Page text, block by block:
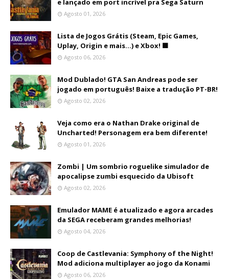
e lançado em port incrível pra Sega Saturn
Agosto 01, 2026
Lista de Jogos Grátis (Steam, Epic Games,
Uplay, Origin e mais...) e Xbox! 🟩
Agosto 06, 2026
Mod Dublado! GTA San Andreas pode ser
jogado em português! Baixe a tradução PT-BR!
Agosto 02, 2026
Veja como era o Nathan Drake original de
Uncharted! Personagem era bem diferente!
Agosto 01, 2026
Zombi | Um sombrio roguelike simulador de
apocalipse zumbi esquecido da Ubisoft
Agosto 02, 2026
Emulador MAME é atualizado e agora arcades
da SEGA receberam grandes melhorias!
Agosto 04, 2026
Coop de Castlevania: Symphony of the Night!
Mod adiciona multiplayer ao jogo da Konami
Agosto 06, 2026